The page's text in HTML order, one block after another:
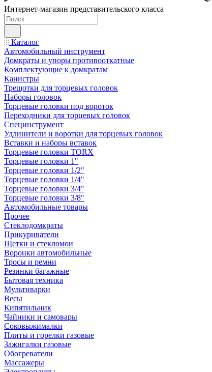
Интернет-магазин представительского класса
Каталог
Автомобильный инструмент
Домкраты и упоры противооткатные
Комплектующие к домкратам
Канистры
Трещотки для торцевых головок
Наборы головок
Торцевые головки под вороток
Переходники для торцевых головок
Специнструмент
Удлинители и воротки для торцевых головок
Вставки и наборы вставок
Торцевые головки TORX
Торцевые головки 1"
Торцевые головки 1/2"
Торцевые головки 1/4"
Торцевые головки 3/4"
Торцевые головки 3/8"
Автомобильные товары
Прочее
Стеклодомкраты
Прикуриватели
Щетки и стекломои
Воронки автомобильные
Тросы и ремни
Резинки багажные
Бытовая техника
Мультиварки
Весы
Кипятильник
Чайники и самовары
Соковыжималки
Плиты и горелки газовые
Зажигалки газовые
Обогреватели
Массажеры